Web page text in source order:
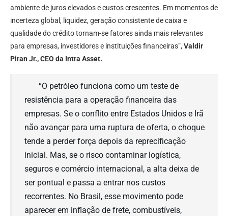
ambiente de juros elevados e custos crescentes. Em momentos de
incerteza global, liquidez, geração consistente de caixa e
qualidade do crédito tornam-se fatores ainda mais relevantes
para empresas, investidores e instituições financeiras”, Valdir
Piran Jr., CEO da Intra Asset.
“O petróleo funciona como um teste de
resistência para a operação financeira das
empresas. Se o conflito entre Estados Unidos e Irã
não avançar para uma ruptura de oferta, o choque
tende a perder força depois da reprecificação
inicial. Mas, se o risco contaminar logística,
seguros e comércio internacional, a alta deixa de
ser pontual e passa a entrar nos custos
recorrentes. No Brasil, esse movimento pode
aparecer em inflação de frete, combustíveis,